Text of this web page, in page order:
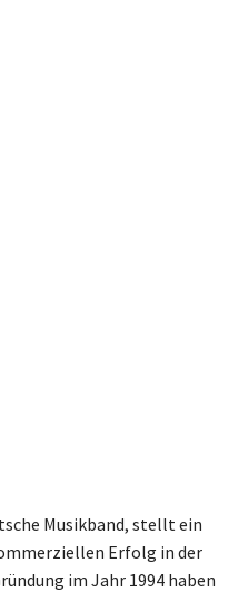
Musikband, stellt ein
Erfolg in der
im Jahr 1994 haben